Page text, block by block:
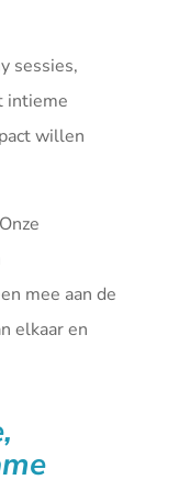
sessies,
intieme
willen
mee aan de
elkaar en